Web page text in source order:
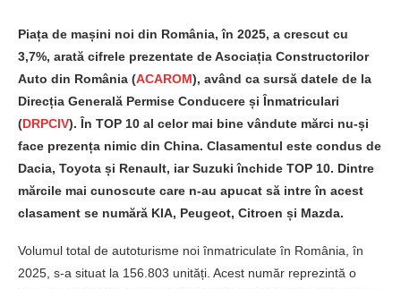
Piața de mașini noi din România, în 2025, a crescut cu
3,7%, arată cifrele prezentate de Asociația Constructorilor
Auto din România (ACAROM), având ca sursă datele de la
Direcția Generală Permise Conducere și Înmatriculari
(DRPCIV). În TOP 10 al celor mai bine vândute mărci nu-și
face prezența nimic din China. Clasamentul este condus de
Dacia, Toyota și Renault, iar Suzuki închide TOP 10. Dintre
mărcile mai cunoscute care n-au apucat să intre în acest
clasament se numără KIA, Peugeot, Citroen și Mazda.
Volumul total de autoturisme noi înmatriculate în România, în
2025, s-a situat la 156.803 unități. Acest număr reprezintă o